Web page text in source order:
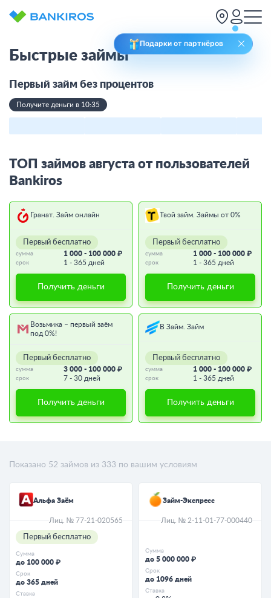
Подарки от партнёров
Быстрые займы
Первый займ без процентов
Получите деньги в 10:35
ТОП займов августа от пользователей
Bankiros
Гранат. Займ онлайн
Первый бесплатно
сумма 1 000 - 100 000 ₽
срок 1 - 365 дней
Получить деньги
Твой займ. Займы от 0%
Первый бесплатно
сумма 1 000 - 100 000 ₽
срок 1 - 365 дней
Получить деньги
Возьмика – первый заём
под 0%!
Первый бесплатно
сумма 3 000 - 100 000 ₽
срок 7 - 30 дней
Получить деньги
В Займ. Займ
Первый бесплатно
сумма 1 000 - 100 000 ₽
срок 1 - 365 дней
Получить деньги
Показано 52 займов из 333 по вашим условиям
Альфа Заём
Лиц. № 77-21-020565
Первый бесплатно
Сумма
до 100 000 ₽
Срок
до 365 дней
Ставка
Займ-Экспресс
Лиц. № 2-11-01-77-000440
Сумма
до 5 000 000 ₽
Срок
до 1096 дней
Ставка